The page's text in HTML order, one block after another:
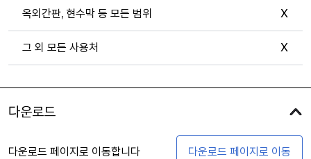
옥외간판, 현수막 등 모든 범위 X
그 외 모든 사용처 X
다운로드
다운로드 페이지로 이동합니다 다운로드 페이지로 이동